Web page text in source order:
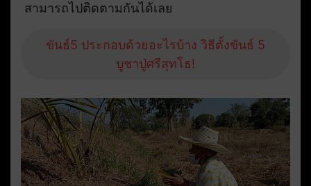
สามารถไปติดตามกันได้เลย
ขันธ์5 ประกอบด้วยอะไรบ้าง วิธีตั้งขันธ์ 5
บูชาปู่ศรีสุทโธ!